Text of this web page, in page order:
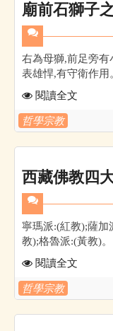
廟前石獅子
右為母獅,前足旁
表雄悍,有守衛作用
閱讀全文
哲學宗教
西藏佛教四
寧瑪派:(紅教);薩加
教);格魯派:(黃教)。
閱讀全文
哲學宗教